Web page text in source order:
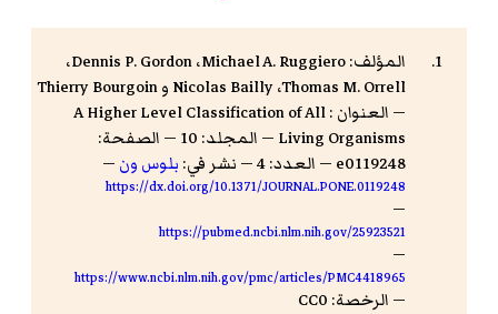
المؤلف: Michael A. Ruggiero، ‏Dennis P. Gordon،
‏Thomas M. Orrell، ‏Nicolas Bailly و Thierry Bourgoin
— العنوان : A Higher Level Classification of All
Living Organisms — المجلد: 10 — الصفحة:
e0119248 — العدد: 4 — نشر في:
بلوس ون —
https://dx.doi.org/10.1371/JOURNAL.PONE.0119248
—
https://pubmed.ncbi.nlm.nih.gov/25923521
—
https://www.ncbi.nlm.nih.gov/pmc/articles/PMC4418965
— الرخصة: CC0